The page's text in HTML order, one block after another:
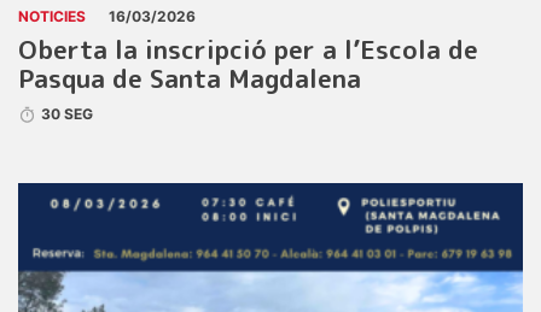
NOTICIES 16/03/2026
Oberta la inscripció per a l’Escola de
Pasqua de Santa Magdalena
30 SEG